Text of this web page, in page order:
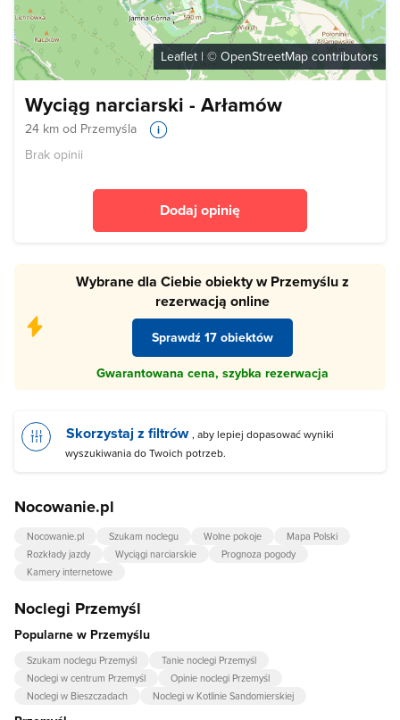
Leaflet | © OpenStreetMap contributors
Wyciąg narciarski - Arłamów
24 km od Przemyśla
Brak opinii
Dodaj opinię
Wybrane dla Ciebie obiekty w Przemyślu z
rezerwacją online
Sprawdź 17 obiektów
Gwarantowana cena, szybka rezerwacja
Skorzystaj z filtrów , aby lepiej dopasować wyniki
wyszukiwania do Twoich potrzeb.
Nocowanie.pl
Nocowanie.pl Szukam noclegu Wolne pokoje
Mapa Polski
Rozkłady jazdy
Wyciągi narciarskie
Prognoza pogody
Kamery internetowe
Noclegi Przemyśl
Popularne w Przemyślu
Szukam noclegu Przemyśl
Tanie noclegi Przemyśl
Noclegi w centrum Przemyśl
Opinie noclegi Przemyśl
Noclegi w Bieszczadach
Noclegi w Kotlinie Sandomierskiej